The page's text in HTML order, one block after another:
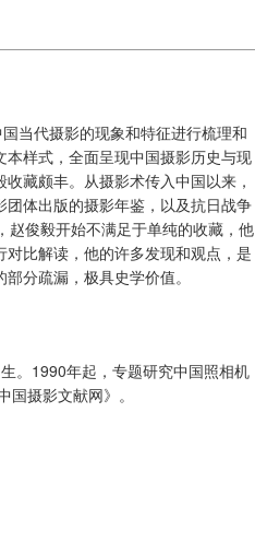
当代摄影的现象和特征进行梳理和
样式，全面呈现中国摄影历史与现
藏颇丰。从摄影术传入中国以来，
体出版的摄影年鉴，以及抗日战争
赵俊毅开始不满足于单纯的收藏，他
比解读，他的许多发现和观点，是
分疏漏，极具史学价值。
。1990年起，专题研究中国照相机
摄影文献网》。